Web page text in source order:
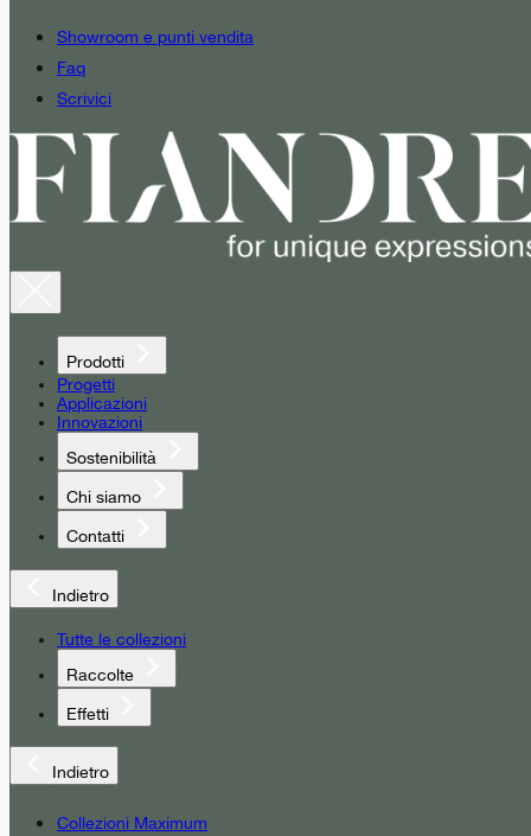
Showroom e punti vendita
Faq
Scrivici
Prodotti
Progetti
Applicazioni
Innovazioni
Sostenibilità
Chi siamo
Contatti
Indietro
Tutte le collezioni
Raccolte
Effetti
Indietro
Collezioni Maximum